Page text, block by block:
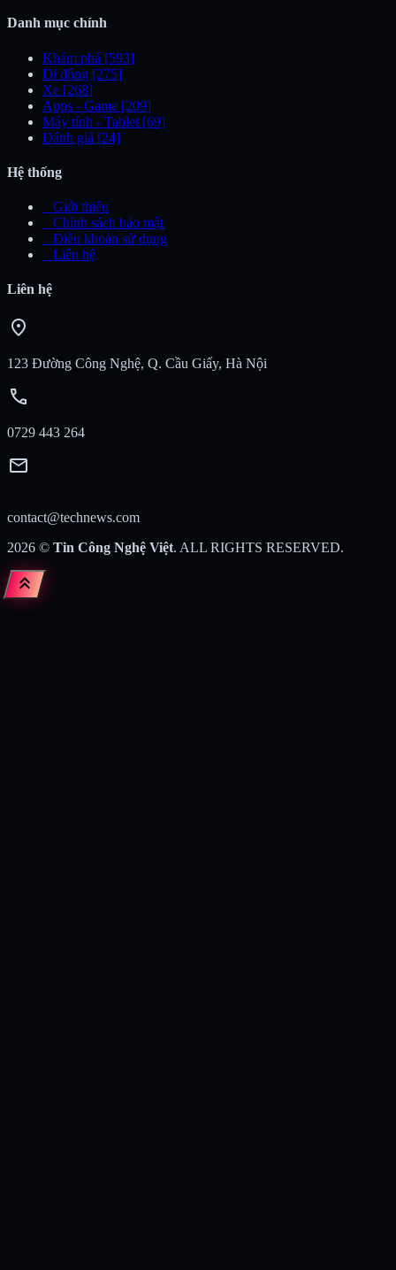
Danh mục chính
Khám phá [593]
Di động [275]
Xe [268]
Apps - Game [209]
Máy tính - Tablet [69]
Đánh giá [24]
Hệ thống
Giới thiệu
Chính sách bảo mật
Điều khoản sử dụng
Liên hệ
Liên hệ
location_on
123 Đường Công Nghệ, Q. Cầu Giấy, Hà Nội
call
0729 443 264
mail
contact@technews.com
2026 © Tin Công Nghệ Việt. ALL RIGHTS RESERVED.
keyboard_double_arrow_up